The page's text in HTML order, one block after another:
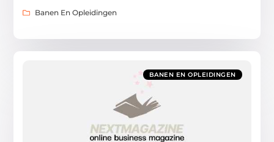
Banen En Opleidingen
BANEN EN OPLEIDINGEN